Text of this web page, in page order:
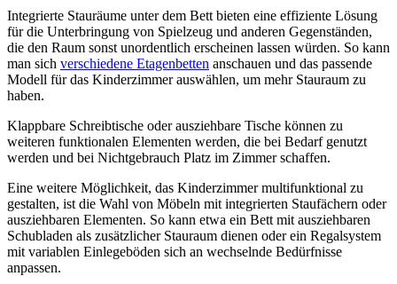
Integrierte Stauräume unter dem Bett bieten eine effiziente Lösung
für die Unterbringung von Spielzeug und anderen Gegenständen,
die den Raum sonst unordentlich erscheinen lassen würden. So kann
man sich verschiedene Etagenbetten anschauen und das passende
Modell für das Kinderzimmer auswählen, um mehr Stauraum zu
haben.
Klappbare Schreibtische oder ausziehbare Tische können zu
weiteren funktionalen Elementen werden, die bei Bedarf genutzt
werden und bei Nichtgebrauch Platz im Zimmer schaffen.
Eine weitere Möglichkeit, das Kinderzimmer multifunktional zu
gestalten, ist die Wahl von Möbeln mit integrierten Staufächern oder
ausziehbaren Elementen. So kann etwa ein Bett mit ausziehbaren
Schubladen als zusätzlicher Stauraum dienen oder ein Regalsystem
mit variablen Einlegeböden sich an wechselnde Bedürfnisse
anpassen.